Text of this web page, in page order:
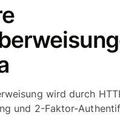
wird durch
und 2-Faktor-